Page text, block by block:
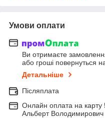
Умови оплати
Ви отримаєте
або гроші повернуться
Детальніше
Післяплата
Онлайн оплата на
Альберт Володимирович